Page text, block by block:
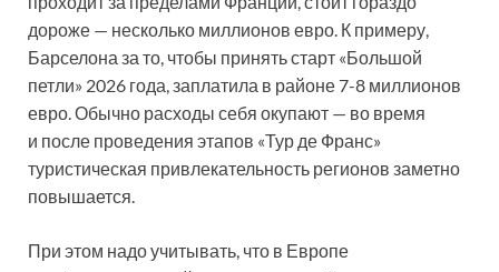
дороже — несколько миллионов евро. К примеру,
Барселона за то, чтобы принять старт «Большой
петли» 2026 года, заплатила в районе 7-8 миллионов
евро. Обычно расходы себя окупают — во время
и после проведения этапов «Тур де Франс»
туристическая привлекательность регионов заметно
повышается.
При этом надо учитывать, что в Европе